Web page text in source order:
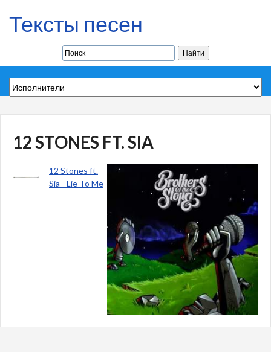
Тексты песен
12 STONES FT. SIA
12 Stones ft.
Sia - Lie To Me